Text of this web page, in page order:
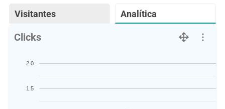
Visitantes Analítica
Clicks
1.5
2.0